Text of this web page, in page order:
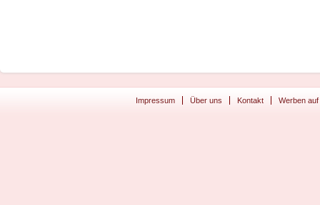
Impressum Über uns Kontakt Werben